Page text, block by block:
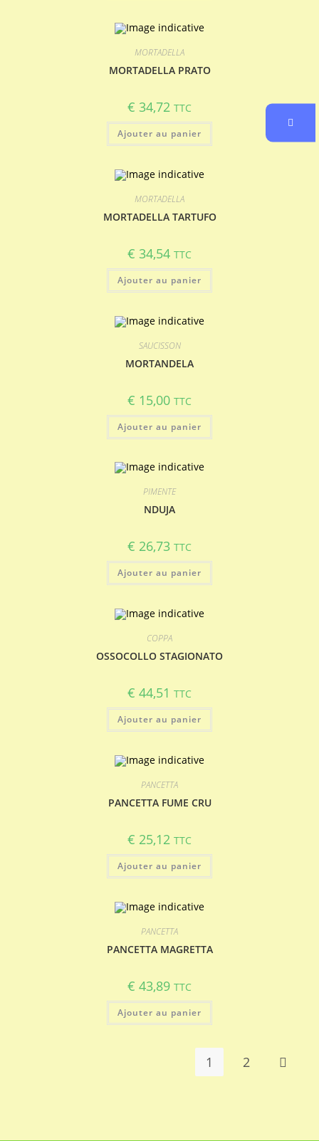
MORTADELLA
MORTADELLA PRATO
€ 34,72 TTC
Ajouter au panier
MORTADELLA
MORTADELLA TARTUFO
€ 34,54 TTC
Ajouter au panier
SAUCISSON
MORTANDELA
€ 15,00 TTC
Ajouter au panier
PIMENTE
NDUJA
€ 26,73 TTC
Ajouter au panier
COPPA
OSSOCOLLO STAGIONATO
€ 44,51 TTC
Ajouter au panier
PANCETTA
PANCETTA FUME CRU
€ 25,12 TTC
Ajouter au panier
PANCETTA
PANCETTA MAGRETTA
€ 43,89 TTC
Ajouter au panier
1 2